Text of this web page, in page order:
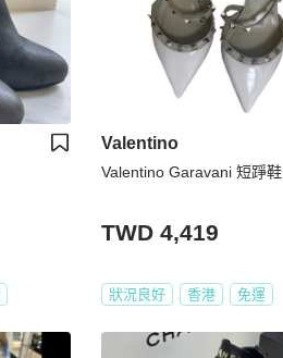
Valentino
Valentino Garavani 短踭鞋
TWD 4,419
狀況良好 香港 免運